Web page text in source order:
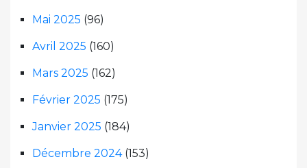
Mai 2025 (96)
Avril 2025 (160)
Mars 2025 (162)
Février 2025 (175)
Janvier 2025 (184)
Décembre 2024(153)